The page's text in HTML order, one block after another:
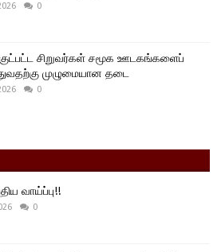
0
சிறுவர்கள் சமூக ஊடகங்களைப்
முழுமையான தடை
0
வாய்ப்பு!!
0